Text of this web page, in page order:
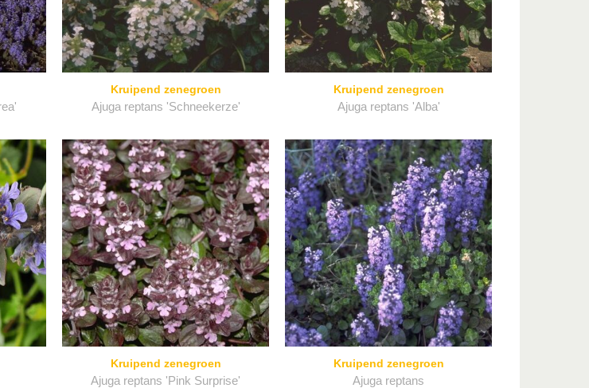
Kruipend zenegroen
Ajuga reptans 'Schneekerze'
Kruipend zenegroen
Ajuga reptans 'Alba'
Kruipend zenegroen
Ajuga reptans 'Pink Surprise'
Kruipend zenegroen
Ajuga reptans